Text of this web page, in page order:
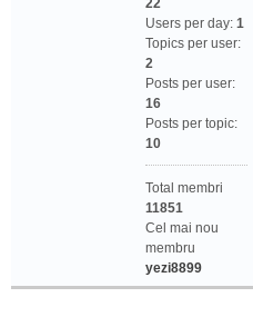
22
Users per day: 1
Topics per user:
2
Posts per user:
16
Posts per topic:
10
Total membri
11851
Cel mai nou
membru
yezi8899